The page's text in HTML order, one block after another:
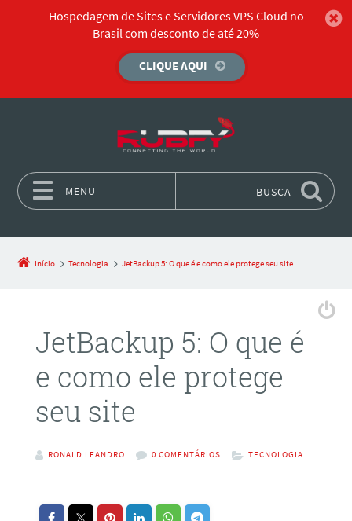
Hospedagem de Sites e Servidores VPS Cloud no
Brasil com desconto de até 20%
CLIQUE AQUI
MENU BUSCA
Início Tecnologia JetBackup 5: O que é e como ele protege seu site
JetBackup 5: O que é
e como ele protege
seu site
RONALD LEANDRO 0 COMENTÁRIOS TECNOLOGIA